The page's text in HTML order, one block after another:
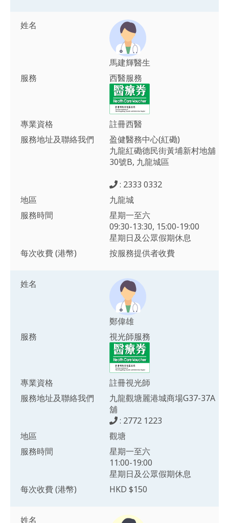
姓名
馬建輝醫生
服務
西醫服務
專業資格
註冊西醫
服務地址及聯絡我們
盈健醫務中心(紅磡)
九龍紅磡德民街黃埔新村地舖
30號B, 九龍城區
: 2333 0332
地區
九龍城
服務時間
星期一至六
09:30-13:30, 15:00-19:00
星期日及公眾假期休息
每次收費 (港幣)
按服務提供者收費
姓名
鄭偉雄
服務
視光師服務
專業資格
註冊視光師
服務地址及聯絡我們
九龍觀塘麗港城商場G37-37A
舖
: 2772 1223
地區
觀塘
服務時間
星期一至六
11:00-19:00
星期日及公眾假期休息
每次收費 (港幣)
HKD $150
姓名